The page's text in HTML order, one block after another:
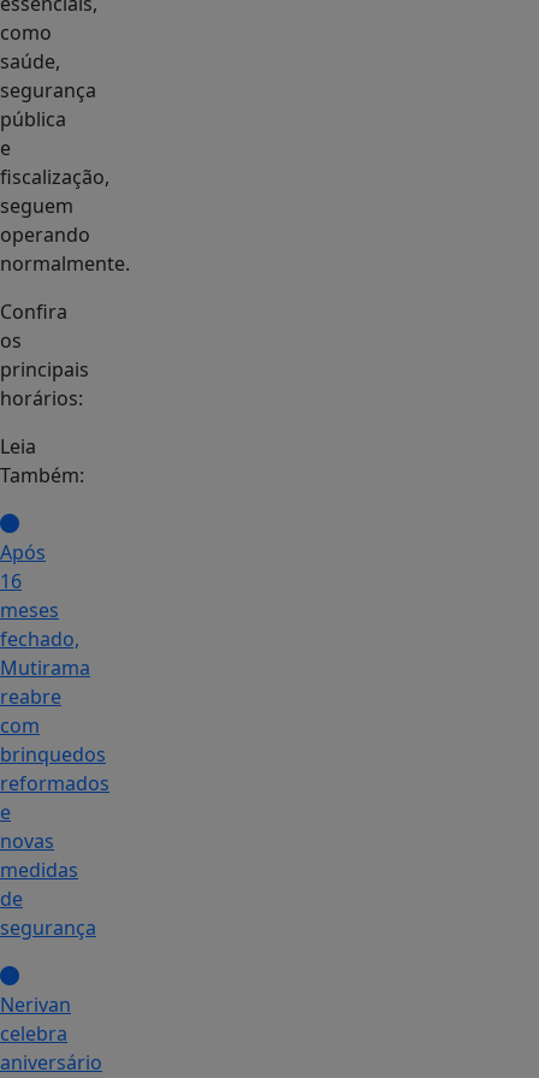
como
saúde,
segurança
pública
e
fiscalização,
seguem
operando
normalmente.
Confira
os
principais
horários:
Leia
Também:
Após
16
meses
fechado,
Mutirama
reabre
com
brinquedos
reformados
e
novas
medidas
de
segurança
Nerivan
celebra
aniversário